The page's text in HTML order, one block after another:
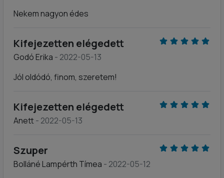
Nekem nagyon édes
Kifejezetten elégedett
Godó Erika - 2022-05-13
Jól oldódó, finom, szeretem!
Kifejezetten elégedett
Anett- 2022-05-13
Szuper
Bolláné Lampérth Tímea - 2022-05-12